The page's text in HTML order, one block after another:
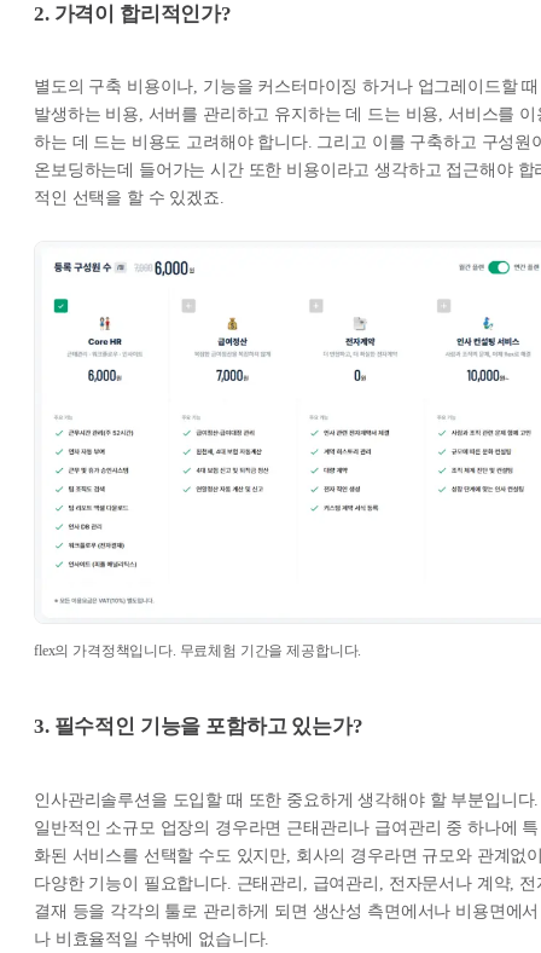
2. 가격이 합리적인가?
별도의 구축 비용이나, 기능을 커스터마이징 하거나 업그레이드할 때
발생하는 비용, 서버를 관리하고 유지하는 데 드는 비용, 서비스를 이
하는 데 드는 비용도 고려해야 합니다. 그리고 이를 구축하고 구성원
온보딩하는데 들어가는 시간 또한 비용이라고 생각하고 접근해야 합
적인 선택을 할 수 있겠죠.
flex의 가격정책입니다. 무료체험 기간을 제공합니다.
3. 필수적인 기능을 포함하고 있는가?
인사관리솔루션을 도입할 때 또한 중요하게 생각해야 할 부분입니다.
일반적인 소규모 업장의 경우라면 근태관리나 급여관리 중 하나에 특
화된 서비스를 선택할 수도 있지만, 회사의 경우라면 규모와 관계없
다양한 기능이 필요합니다. 근태관리, 급여관리, 전자문서나 계약, 전
결재 등을 각각의 툴로 관리하게 되면 생산성 측면에서나 비용면에서
나 비효율적일 수밖에 없습니다.